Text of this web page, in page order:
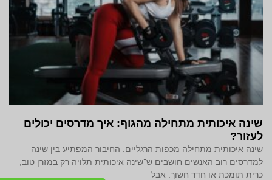
שינה איכותית מתחילה מהגוף: איך מדרסים יכולים
לעזור?
שינה איכותית מתחילה מכפות הרגליים: החיבור המפתיע בין שינה
למדרסים רוב האנשים חושבים ש־שינה איכותית תלויה רק במזרן טוב,
כרית תומכת או חדר חשוך. אבל